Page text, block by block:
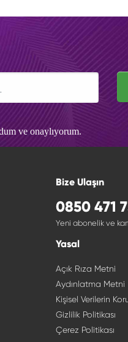
ve onaylıyorum.
Bize Ulaşın
0850 471
Yeni abonelik ve
Yasal
Açık Rıza Metni
Aydınlatma Metni
Kişisel Verilerin
Gizlilik Politikası
Çerez Politikası